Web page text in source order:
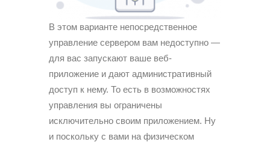
В этом варианте непосредственное
управление сервером вам недоступно —
для вас запускают ваше веб-
приложение и дают административный
доступ к нему. То есть в возможностях
управления вы ограничены
исключительно своим приложением. Ну
и поскольку с вами на физическом